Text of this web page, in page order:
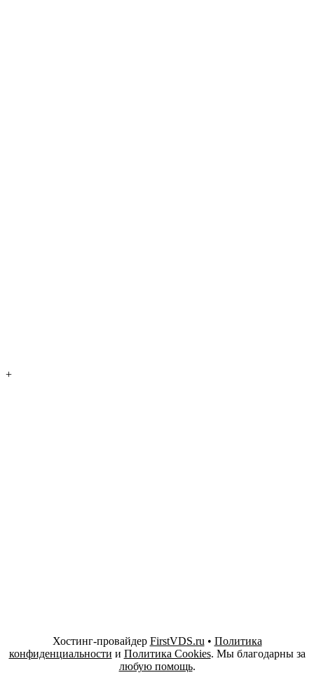
+
Хостинг-провайдер FirstVDS.ru • Политика
конфиденциальности и Политика Cookies. Мы благодарны за
любую помощь.